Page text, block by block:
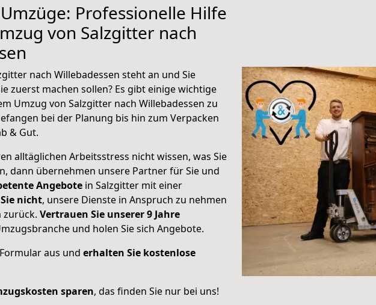
Professionelle Hilfe
von Salzgitter nach
nach Willebadessen steht an und Sie
zuerst machen sollen? Es gibt einige wichtige
Umzug von Salzgitter nach Willebadessen zu
bei der Planung bis hin zum Verpacken
& Gut.
alltäglichen Arbeitsstress nicht wissen, was Sie
dann übernehmen unsere Partner für Sie und
Angebote in Salzgitter mit einer
nicht, unsere Dienste in Anspruch zu nehmen
zurück. Vertrauen Sie unserer 9 Jahre
und holen Sie sich Angebote.
aus und erhalten Sie kostenlose
sparen, das finden Sie nur bei uns!